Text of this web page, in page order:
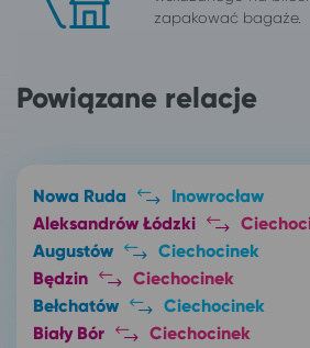
zapakować bagaże.
Powiązane relacje
Nowa Ruda
Inowrocław
Aleksandrów Łódzki
Augustów
Ciechocinek
Będzin
Ciechocinek
Bełchatów
Ciechocinek
Biały Bór
Ciechocinek